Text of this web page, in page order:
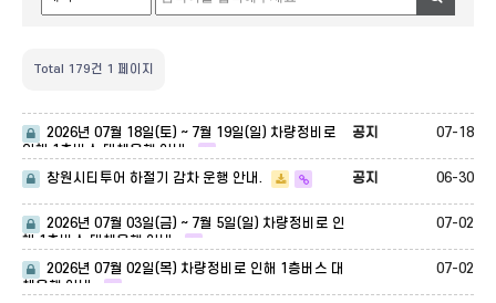
Total 179건 1 페이지
공지
2026년 07월 18일(토) ~ 7월 19일(일) 차량정비로
인해 1층버스 대체운행 안내.
07-18
공지
창원시티투어 하절기 감차 운행 안내. 06-30
2026년 07월 03일(금) ~ 7월 5일(일) 차량정비로 인
해 1층버스 대체운행 안내.
07-02
2026년 07월 02일(목) 차량정비로 인해 1층버스 대
체운행 안내.
07-02